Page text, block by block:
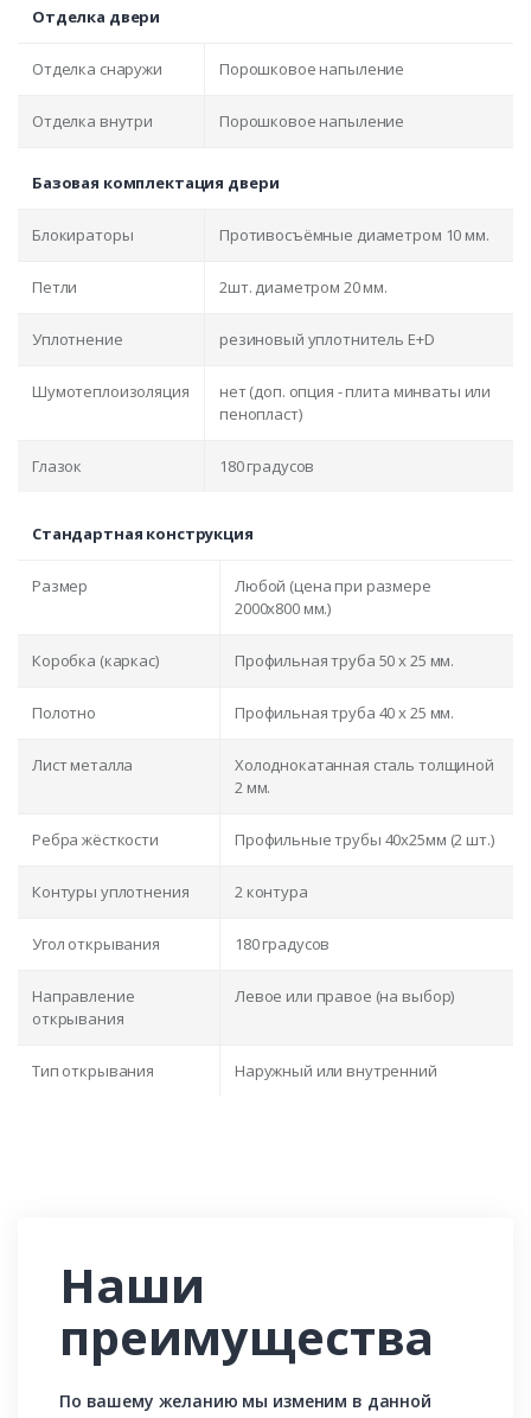
Отделка двери
Отделка снаружи Порошковое напыление
Отделка внутри Порошковое напыление
Базовая комплектация двери
Блокираторы Противосъёмные диаметром 10 мм.
Петли 2шт. диаметром 20 мм.
Уплотнение резиновый уплотнитель E+D
Шумотеплоизоляция
нет (доп. опция - плита минваты или
пенопласт)
Глазок 180 градусов
Стандартная конструкция
Размер
Любой (цена при размере
2000x800 мм.)
Коробка (каркас) Профильная труба 50 х 25 мм.
Полотно Профильная труба 40 х 25 мм.
Лист металла
Холоднокатанная сталь толщиной
2 мм.
Ребра жёсткости Профильные трубы 40х25мм (2 шт.)
Контуры уплотнения 2 контура
Угол открывания 180 градусов
Направление
открывания
Левое или правое (на выбор)
Тип открывания Наружный или внутренний
Наши
преимущества
По вашему желанию мы изменим в данной